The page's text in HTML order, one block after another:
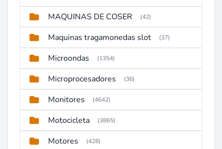
MAQUINAS DE COSER (42)
Maquinas tragamonedas slot (37)
Microondas (1354)
Microprocesadores (36)
Monitores (4642)
Motocicleta (3865)
Motores (428)